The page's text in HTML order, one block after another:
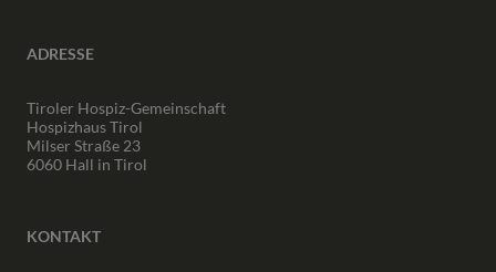
ADRESSE
Tiroler Hospiz-Gemeinschaft
Hospizhaus Tirol
Milser Straße 23
6060 Hall in Tirol
KONTAKT